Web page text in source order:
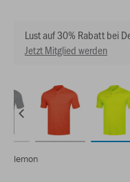
Lust auf 30% Rabatt bei
Jetzt Mitglied werden
lemon